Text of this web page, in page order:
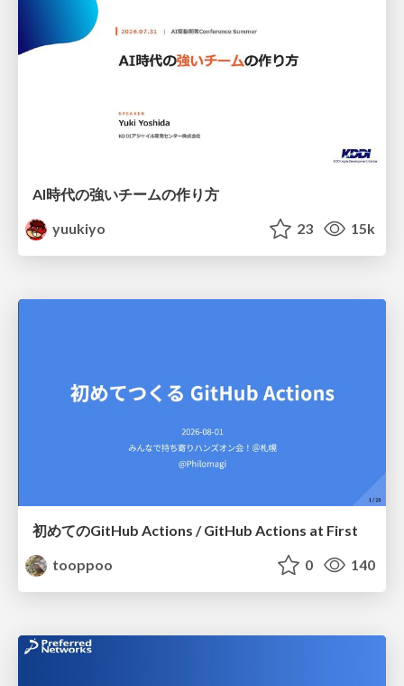
AI時代の強いチームの作り方
yuukiyo
23 15k
初めてのGitHub Actions / GitHub Actions at First
tooppoo
0 140